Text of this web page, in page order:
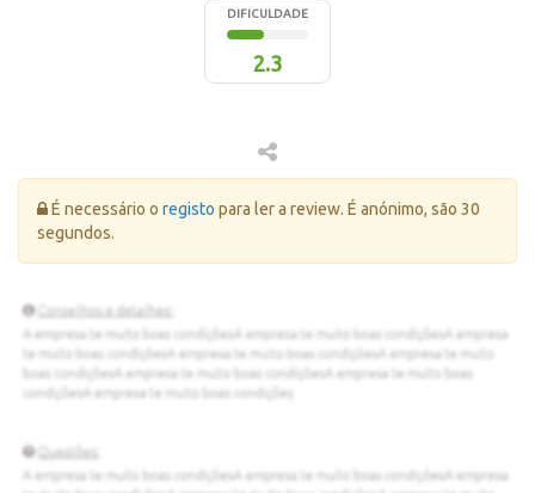
DIFICULDADE
2.3
Erro:
É necessário o registo para ler a review. É anónimo, são 30
segundos.